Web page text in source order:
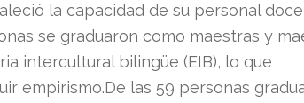
la capacidad de su personal
se graduaron como maestras y
intercultural bilingüe (EIB), lo que
empirismo.De las 59 personas